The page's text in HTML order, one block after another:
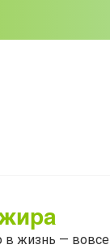
жизнь —